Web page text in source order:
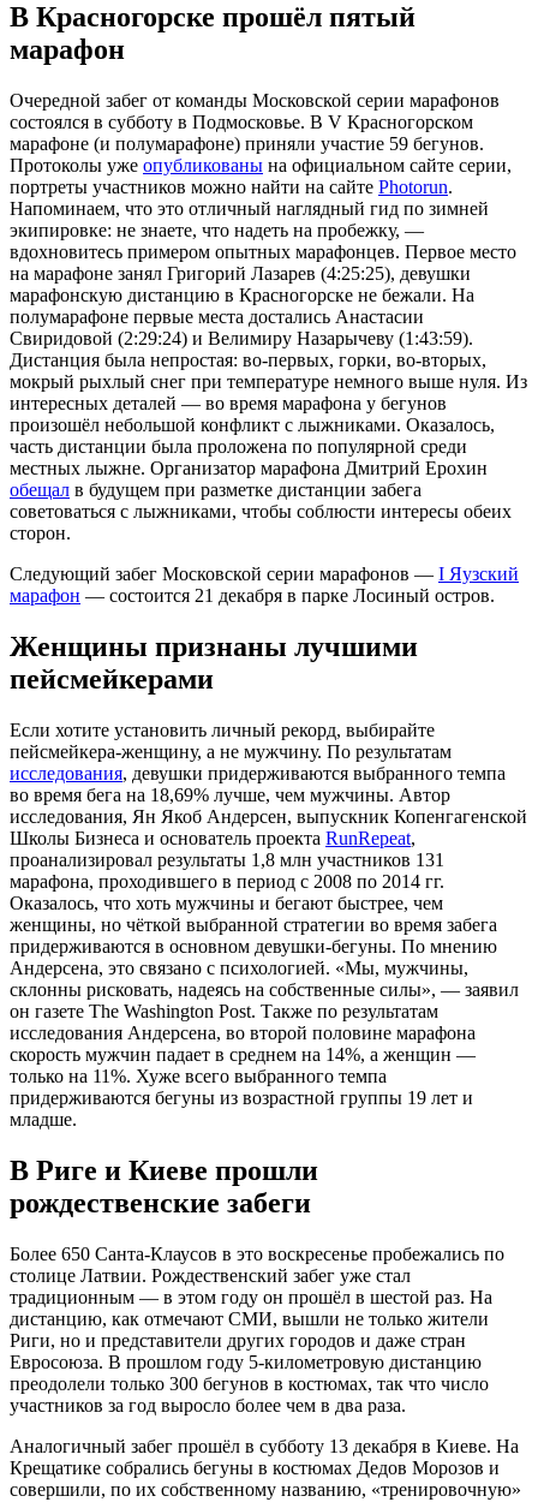
В Красногорске прошёл пятый
марафон
Очередной забег от команды Московской серии марафонов
состоялся в субботу в Подмосковье. В V Красногорском
марафоне (и полумарафоне) приняли участие 59 бегунов.
Протоколы уже опубликованы на официальном сайте серии,
портреты участников можно найти на сайте Photorun.
Напоминаем, что это отличный наглядный гид по зимней
экипировке: не знаете, что надеть на пробежку, —
вдохновитесь примером опытных марафонцев. Первое место
на марафоне занял Григорий Лазарев (4:25:25), девушки
марафонскую дистанцию в Красногорске не бежали. На
полумарафоне первые места достались Анастасии
Свиридовой (2:29:24) и Велимиру Назарычеву (1:43:59).
Дистанция была непростая: во-первых, горки, во-вторых,
мокрый рыхлый снег при температуре немного выше нуля. Из
интересных деталей — во время марафона у бегунов
произошёл небольшой конфликт с лыжниками. Оказалось,
часть дистанции была проложена по популярной среди
местных лыжне. Организатор марафона Дмитрий Ерохин
обещал в будущем при разметке дистанции забега
советоваться с лыжниками, чтобы соблюсти интересы обеих
сторон.
Следующий забег Московской серии марафонов — I Яузский
марафон — состоится 21 декабря в парке Лосиный остров.
Женщины признаны лучшими
пейсмейкерами
Если хотите установить личный рекорд, выбирайте
пейсмейкера-женщину, а не мужчину. По результатам
исследования, девушки придерживаются выбранного темпа
во время бега на 18,69% лучше, чем мужчины. Автор
исследования, Ян Якоб Андерсен, выпускник Копенгагенской
Школы Бизнеса и основатель проекта RunRepeat,
проанализировал результаты 1,8 млн участников 131
марафона, проходившего в период с 2008 по 2014 гг.
Оказалось, что хоть мужчины и бегают быстрее, чем
женщины, но чёткой выбранной стратегии во время забега
придерживаются в основном девушки-бегуны. По мнению
Андерсена, это связано с психологией. «Мы, мужчины,
склонны рисковать, надеясь на собственные силы», — заявил
он газете The Washington Post. Также по результатам
исследования Андерсена, во второй половине марафона
скорость мужчин падает в среднем на 14%, а женщин —
только на 11%. Хуже всего выбранного темпа
придерживаются бегуны из возрастной группы 19 лет и
младше.
В Риге и Киеве прошли
рождественские забеги
Более 650 Санта-Клаусов в это воскресенье пробежались по
столице Латвии. Рождественский забег уже стал
традиционным — в этом году он прошёл в шестой раз. На
дистанцию, как отмечают СМИ, вышли не только жители
Риги, но и представители других городов и даже стран
Евросоюза. В прошлом году 5-километровую дистанцию
преодолели только 300 бегунов в костюмах, так что число
участников за год выросло более чем в два раза.
Аналогичный забег прошёл в субботу 13 декабря в Киеве. На
Крещатике собрались бегуны в костюмах Дедов Морозов и
совершили, по их собственному названию, «тренировочную»